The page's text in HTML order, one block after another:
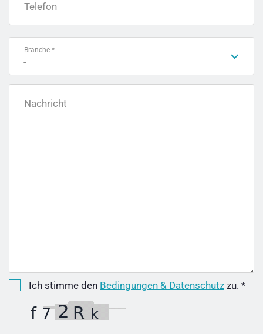
Telefon
Branche *
-
Nachricht
Ich stimme den Bedingungen & Datenschutz zu. *